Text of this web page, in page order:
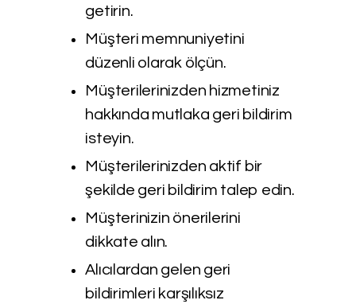
getirin.
Müşteri memnuniyetini
düzenli olarak ölçün.
Müşterilerinizden hizmetiniz
hakkında mutlaka geri bildirim
isteyin.
Müşterilerinizden aktif bir
şekilde geri bildirim talep edin.
Müşterinizin önerilerini
dikkate alın.
Alıcılardan gelen geri
bildirimleri karşılıksız